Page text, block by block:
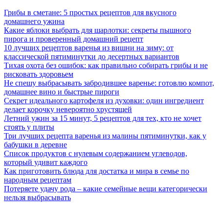
Грибы в сметане: 5 простых рецептов для вкусного
домашнего ужина
Какие яблоки выбрать для шарлотки: секреты пышного
пирога и проверенный домашний рецепт
10 лучших рецептов варенья из вишни на зиму: от
классической пятиминутки до десертных вариантов
Тихая охота без ошибок: как правильно собирать грибы и не
рисковать здоровьем
Не спешу выбрасывать забродившее варенье: готовлю компот,
домашнее вино и быстрые пироги
Секрет идеального картофеля из духовки: один ингредиент
делает корочку невероятно хрустящей
Летний ужин за 15 минут, 5 рецептов для тех, кто не хочет
стоять у плиты
Три лучших рецепта варенья из малины пятиминутки, как у
бабушки в деревне
Список продуктов с нулевым содержанием углеводов,
который удивит каждого
Как приготовить блюда для достатка и мира в семье по
народным рецептам
Потеряете удачу рода – какие семейные вещи категорически
нельзя выбрасывать